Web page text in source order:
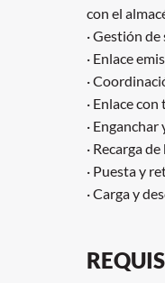
con el
· Gestión
· Enlace
·
· Enlace
·
· Recarga
· Puesta y
· Carga y